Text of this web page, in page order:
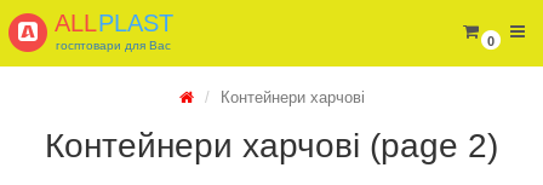
0
ALLPLAST
госптовари для Вас
Контейнери харчові
Контейнери харчові (page 2)